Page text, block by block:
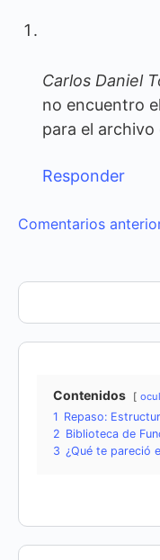
comentarios
Carlos Daniel
no encuentro
para el
Responder
Navegación
comentarios
Comentarios
Contenidos
1 Repaso:
2 Biblioteca de
3 ¿Qué te pareció